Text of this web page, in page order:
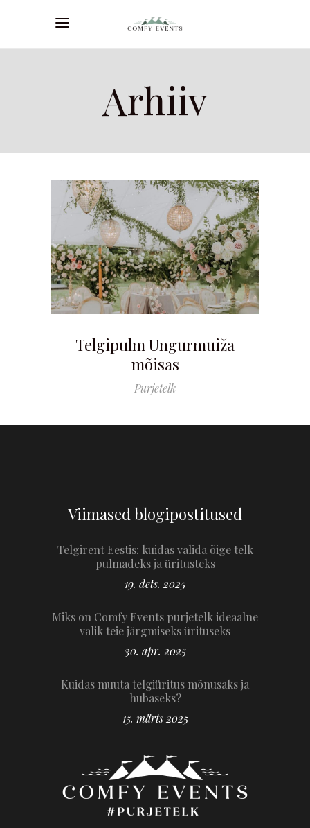
Arhiiv
Telgipulm Ungurmuiža
mõisas
Purjetelk
Viimased blogipostitused
Telgirent Eestis: kuidas valida õige telk
pulmadeks ja üritusteks
19. dets. 2025
Miks on Comfy Events purjetelk ideaalne
valik teie järgmiseks ürituseks
30. apr. 2025
Kuidas muuta telgiüritus mõnusaks ja
hubaseks?
15. märts 2025